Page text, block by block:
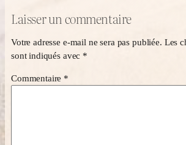
Laisser un commentaire
Votre adresse e-mail ne sera pas publiée. Les
sont indiqués avec *
Commentaire *